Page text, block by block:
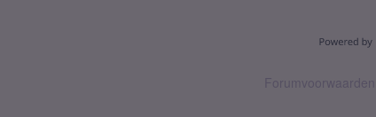
Forumvoorwaarden